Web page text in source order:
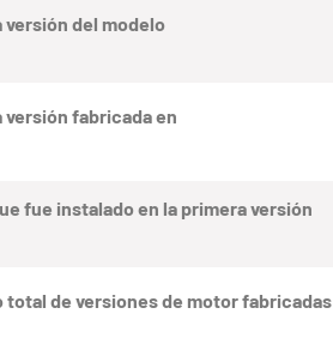
versión del modelo
versión fabricada en
fue instalado en la primera versión
total de versiones de motor fabricadas